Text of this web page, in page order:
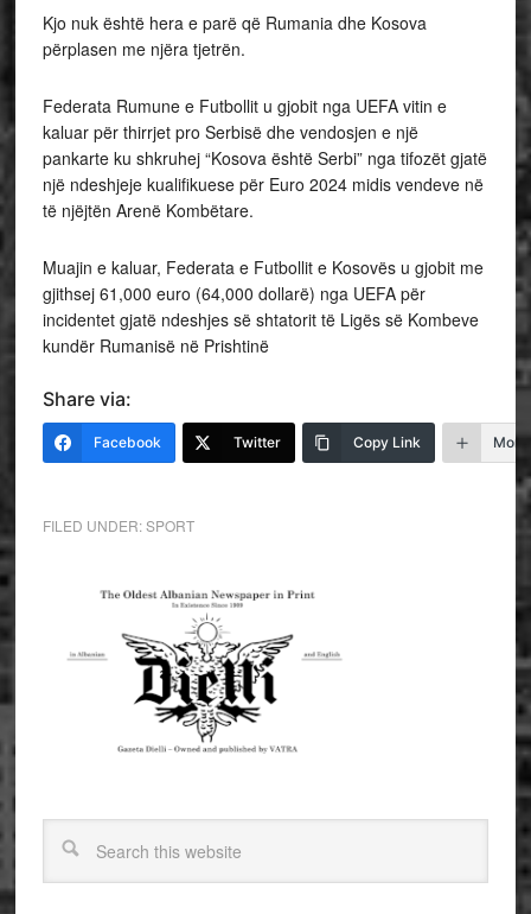
Kjo nuk është hera e parë që Rumania dhe Kosova
përplasen me njëra tjetrën.
Federata Rumune e Futbollit u gjobit nga UEFA vitin e
kaluar për thirrjet pro Serbisë dhe vendosjen e një
pankarte ku shkruhej “Kosova është Serbi” nga tifozët gjatë
një ndeshjeje kualifikuese për Euro 2024 midis vendeve në
të njëjtën Arenë Kombëtare.
Muajin e kaluar, Federata e Futbollit e Kosovës u gjobit me
gjithsej 61,000 euro (64,000 dollarë) nga UEFA për
incidentet gjatë ndeshjes së shtatorit të Ligës së Kombeve
kundër Rumanisë në Prishtinë
Share via:
Facebook Twitter Copy Link More
FILED UNDER:SPORT